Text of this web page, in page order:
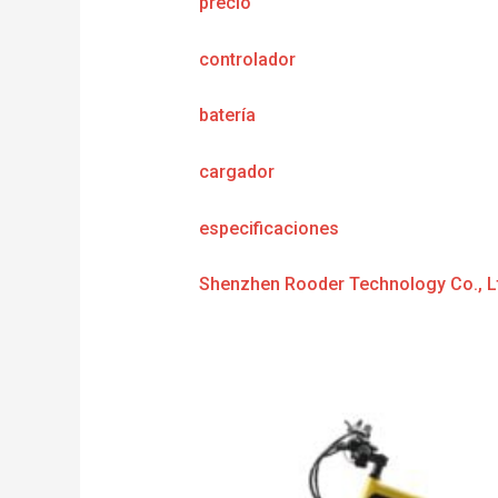
controlador
batería
cargador
especificaciones
Shenzhen Rooder Technology Co.,